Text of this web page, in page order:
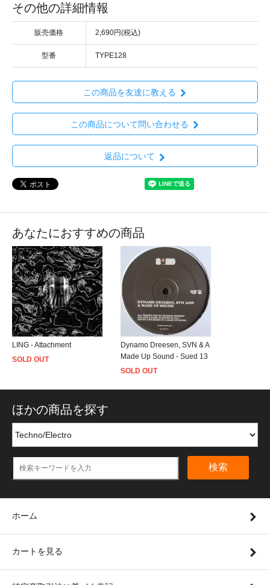
その他の詳細情報
販売価格 2,690円(税込)
型番 TYPE128
この商品を友達に教える
この商品について問い合わせる
返品について
あなたにおすすめの商品
LING - Attachment
SOLD OUT
Dynamo Dreesen, SVN & A
Made Up Sound - Sued 13
SOLD OUT
ほかの商品を探す
検索
ホーム
カートを見る